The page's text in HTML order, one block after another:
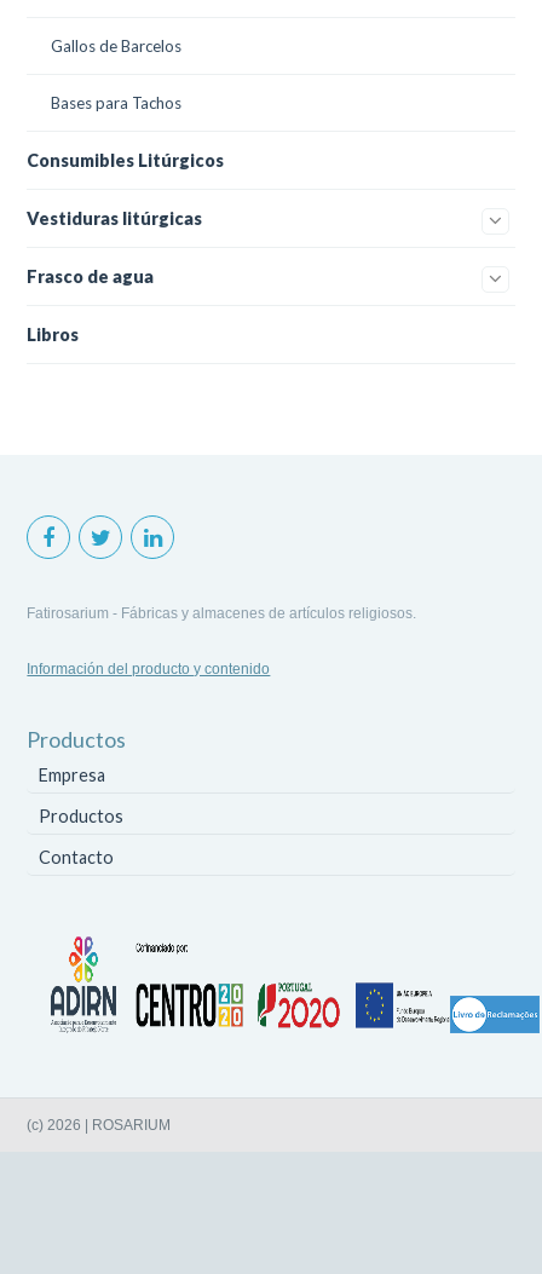
Gallos de Barcelos
Bases para Tachos
Consumibles Litúrgicos
Vestiduras litúrgicas
Frasco de agua
Libros
Fatirosarium - Fábricas y almacenes de artículos religiosos.
Información del producto y contenido
Productos
Empresa
Productos
Contacto
(c) 2026 | ROSARIUM